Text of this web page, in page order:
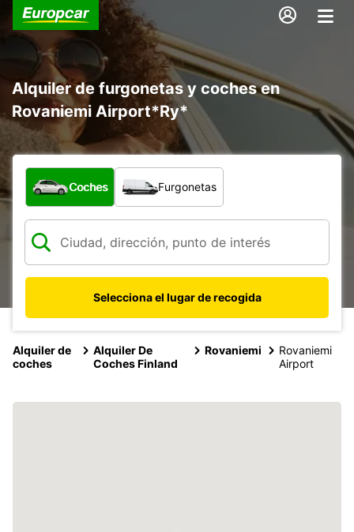
Alquiler de furgonetas y coches en
Rovaniemi Airport*Ry*
¿Qué tipo de vehículo?
Coches Furgonetas
Selecciona el lugar de recogida
Alquiler de
coches
Alquiler De
Coches Finland
Rovaniemi
Rovaniemi
Airport